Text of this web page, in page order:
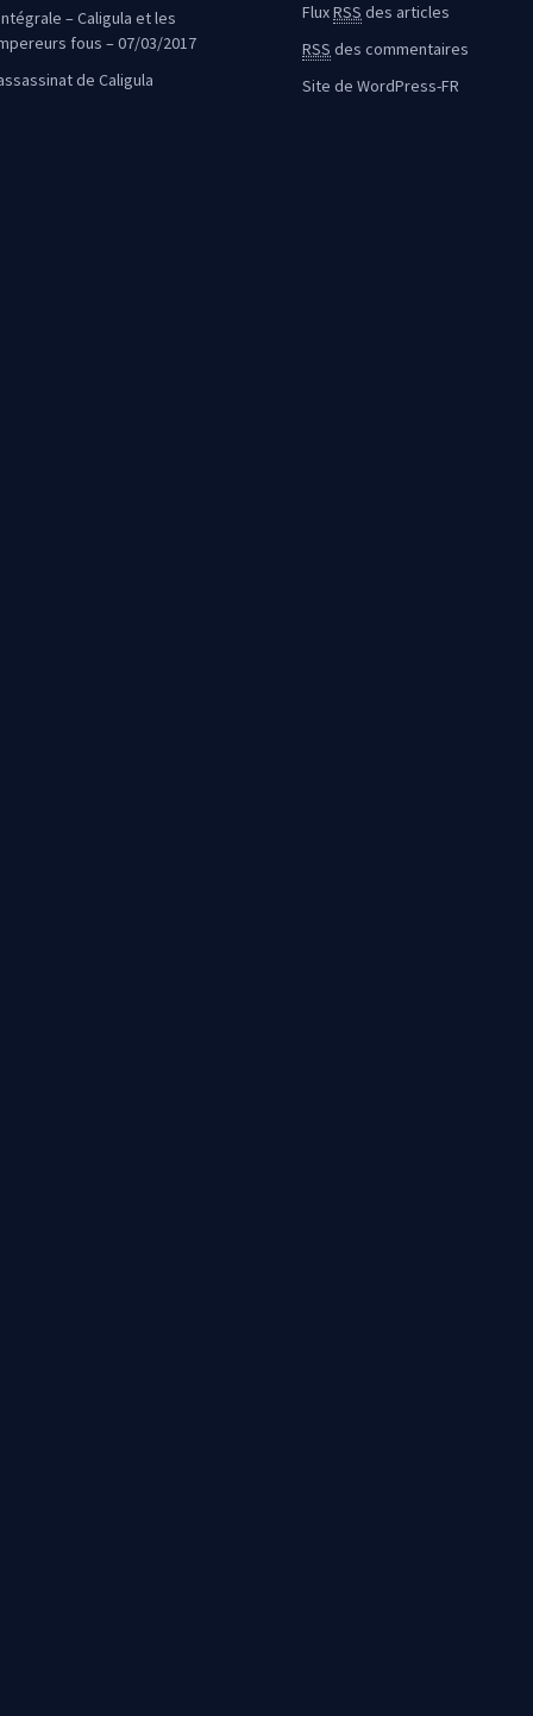
– Caligula et les
fous – 07/03/2017
de Caligula
FluxRSS des articles
RSS des commentaires
Site de WordPress-FR